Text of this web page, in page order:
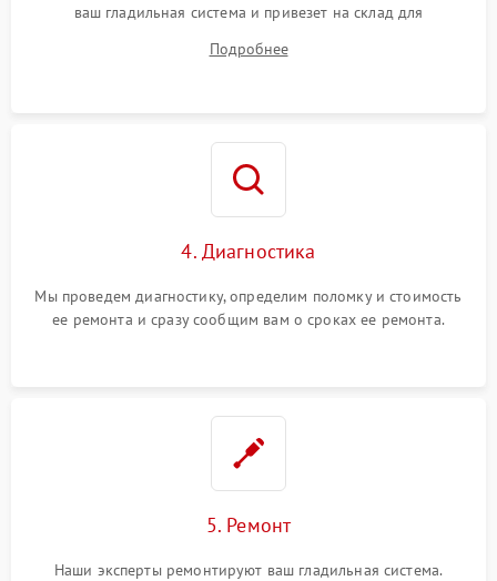
ваш гладильная система и привезет на склад для
Подробнее
4. Диагностика
Мы проведем диагностику, определим поломку и стоимость
ее ремонта и сразу сообщим вам о сроках ее ремонта.
5. Ремонт
Наши эксперты ремонтируют ваш гладильная система.